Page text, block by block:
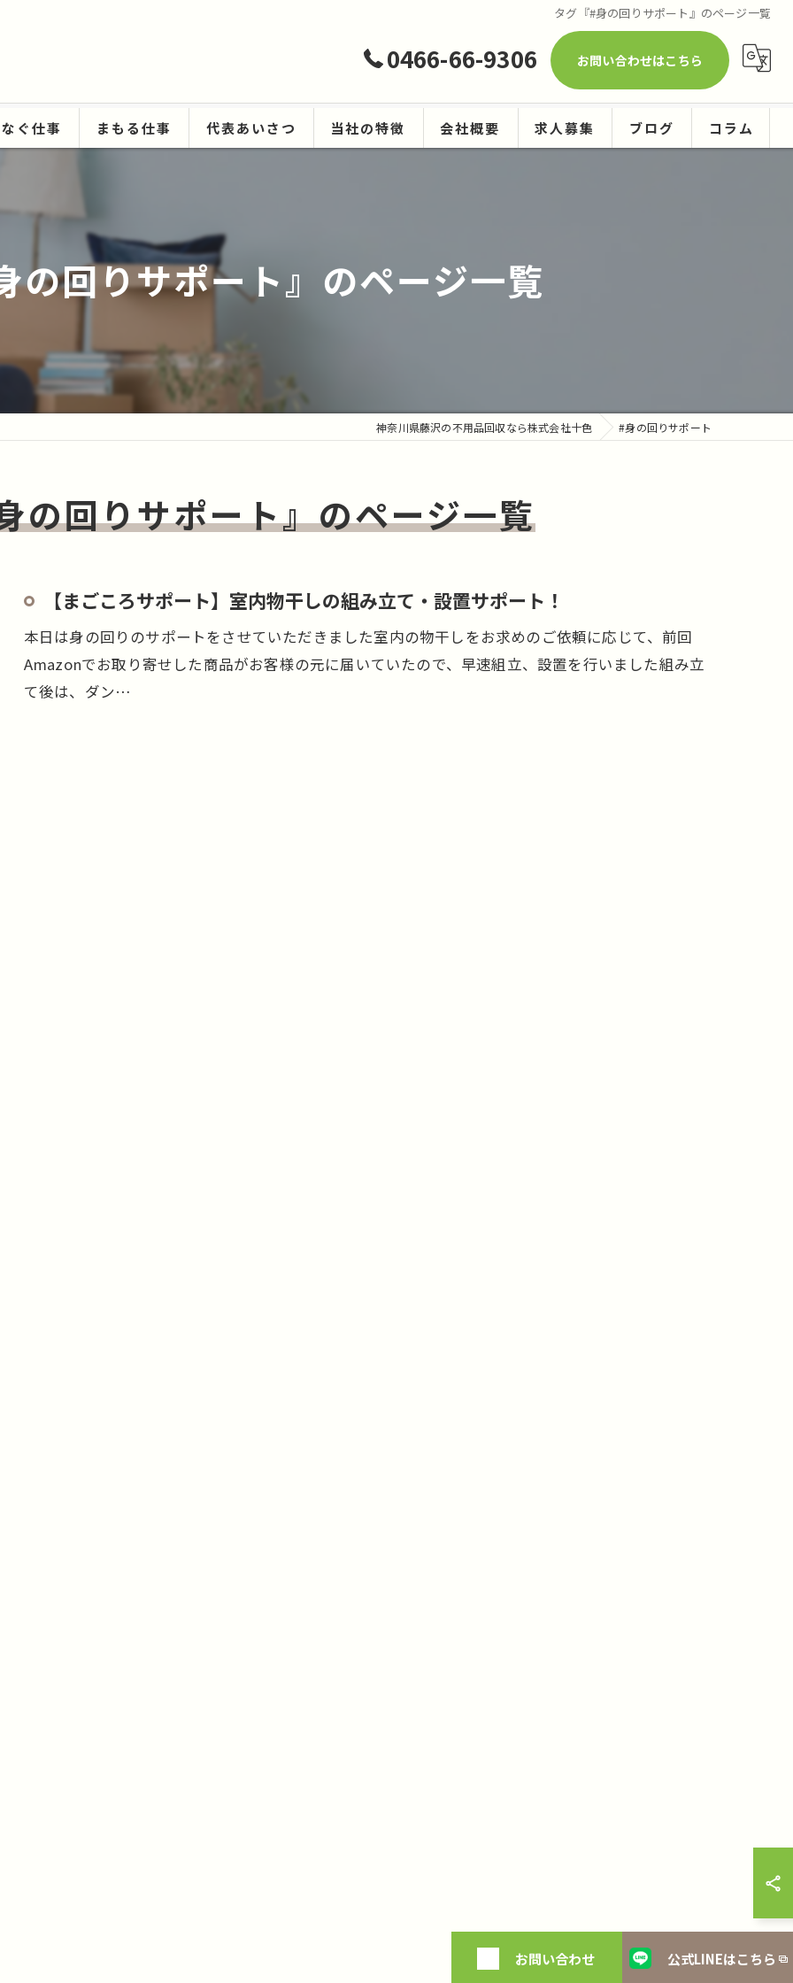
タグ『#身の回りサポート』のページ一覧
0466-66-9306 お問い合わせはこちら
ぐ仕事 まもる仕事 代表あいさつ 当社の特徴
生前整理
会社概要 求人募集 ブログ コラム
の回りサポート』のページ一覧
神奈川県藤沢の不用品回収なら株式会社十色 #身の回りサポート
の回りサポート』のページ一覧
【まごころサポート】室内物干しの組み立て・設置サポート！
本日は身の回りのサポートをさせていただきました室内の物干しをお求めのご依頼に応じて、前回
Amazonでお取り寄せした商品がお客様の元に届いていたので、早速組立、設置を行いました組み立
て後は、ダン…
お問い合わせ 公式LINEはこちら